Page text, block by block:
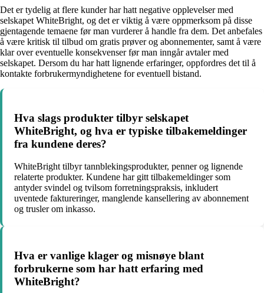
Det er tydelig at flere kunder har hatt negative opplevelser med
selskapet WhiteBright, og det er viktig å være oppmerksom på disse
gjentagende temaene før man vurderer å handle fra dem. Det anbefales
å være kritisk til tilbud om gratis prøver og abonnementer, samt å være
klar over eventuelle konsekvenser før man inngår avtaler med
selskapet. Dersom du har hatt lignende erfaringer, oppfordres det til å
kontakte forbrukermyndighetene for eventuell bistand.
Hva slags produkter tilbyr selskapet
WhiteBright, og hva er typiske tilbakemeldinger
fra kundene deres?
WhiteBright tilbyr tannblekingsprodukter, penner og lignende
relaterte produkter. Kundene har gitt tilbakemeldinger som
antyder svindel og tvilsom forretningspraksis, inkludert
uventede faktureringer, manglende kansellering av abonnement
og trusler om inkasso.
Hva er vanlige klager og misnøye blant
forbrukerne som har hatt erfaring med
WhiteBright?